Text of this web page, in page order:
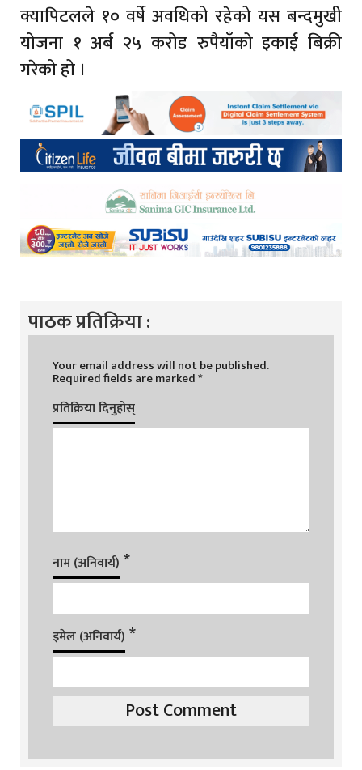
क्यापिटलले १० वर्षे अवधिको रहेको यस बन्दमुखी
योजना १ अर्ब २५ करोड रुपैयाँको इकाई बिक्री
गरेको हो ।
पाठक प्रतिक्रिया :
Your email address will not be published.
Required fields are marked*
प्रतिक्रिया दिनुहोस्
नाम (अनिवार्य) *
इमेल (अनिवार्य) *